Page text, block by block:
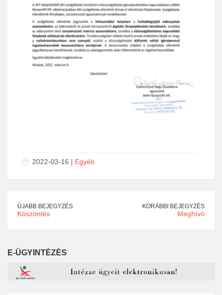
2022-03-16 | Egyéb
ÚJABB BEJEGYZÉS
Köszöntés
KORÁBBI BEJEGYZÉS
Meghívó
E-ÜGYINTÉZÉS